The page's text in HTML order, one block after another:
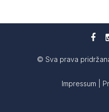
© Sva prava
Impressum